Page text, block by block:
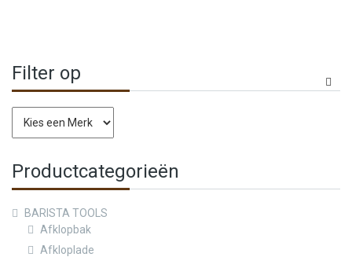
Filter op
Productcategorieën
BARISTA TOOLS
Afklopbak
Afkloplade